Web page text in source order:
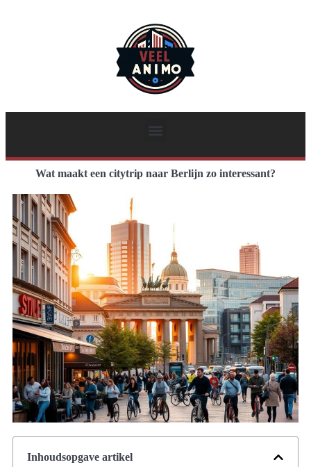
Wat maakt een citytrip naar Berlijn zo interessant?
Inhoudsopgave artikel